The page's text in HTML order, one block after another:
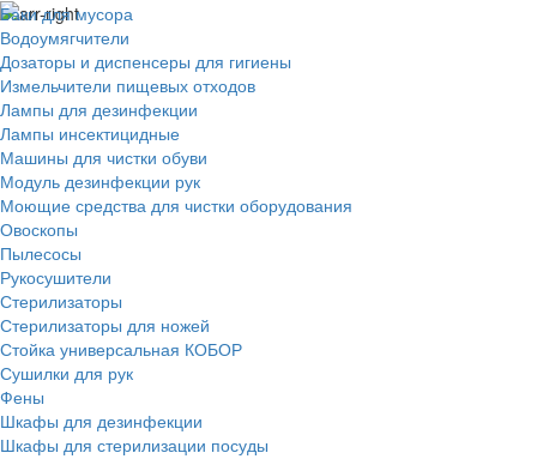
Баки для мусора
Водоумягчители
Дозаторы и диспенсеры для гигиены
Измельчители пищевых отходов
Лампы для дезинфекции
Лампы инсектицидные
Машины для чистки обуви
Модуль дезинфекции рук
Моющие средства для чистки оборудования
Овоскопы
Пылесосы
Рукосушители
Стерилизаторы
Стерилизаторы для ножей
Стойка универсальная КОБОР
Сушилки для рук
Фены
Шкафы для дезинфекции
Шкафы для стерилизации посуды